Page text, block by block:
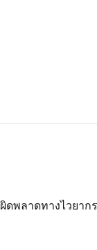
ดพลาดทางไวยา